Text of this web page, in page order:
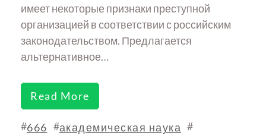
имеет некоторые признаки преступной
организацией в соответствии с российским
законодательством. Предлагается
альтернативное…
Read More
#666 #академическая наука #